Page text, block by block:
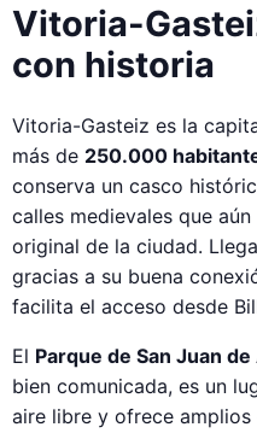
Vitoria-
con historia
Vitoria-Gasteiz es la
más de 250.000
conserva un casco
calles medievales que
original de la ciudad.
gracias a su buena
facilita el acceso desde
El Parque de San Juan
bien comunicada, es un
aire libre y ofrece